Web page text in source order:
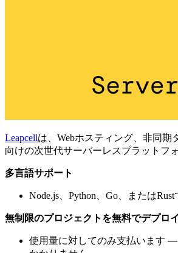
Leapcellは、Webホスティング、非同期
向けの次世代サーバーレスプラットフ
多言語サポート
Node.js、Python、Go、またはRust
無制限のプロジェクトを無料でデプロイ
使用量に対してのみ支払います